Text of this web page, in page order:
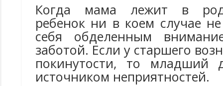
Когда мама лежит в
ребенок ни в коем случае
себя обделенным
заботой. Если у старшего
покинутости, то младший
источником неприятностей.